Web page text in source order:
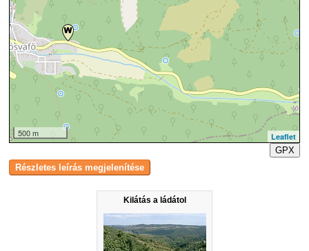
Kilátás a ládátol
500 m
Leaflet
GPX